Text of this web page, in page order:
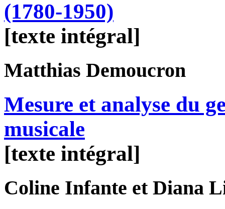
(1780-1950)
[texte intégral]
Matthias Demoucron
Mesure et analyse du
musicale
[texte intégral]
Coline Infante et Diana